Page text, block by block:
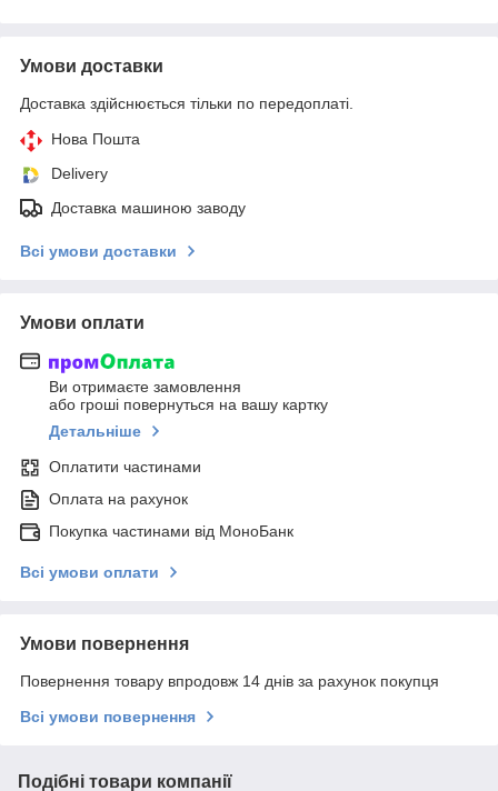
Умови доставки
Доставка здійснюється тільки по передоплаті.
Нова Пошта
Delivery
Доставка машиною заводу
Всі умови доставки
Умови оплати
Ви отримаєте замовлення
або гроші повернуться на вашу картку
Детальніше
Оплатити частинами
Оплата на рахунок
Покупка частинами від МоноБанк
Всі умови оплати
Умови повернення
Повернення товару впродовж 14 днів за рахунок покупця
Всі умови повернення
Подібні товари компанії